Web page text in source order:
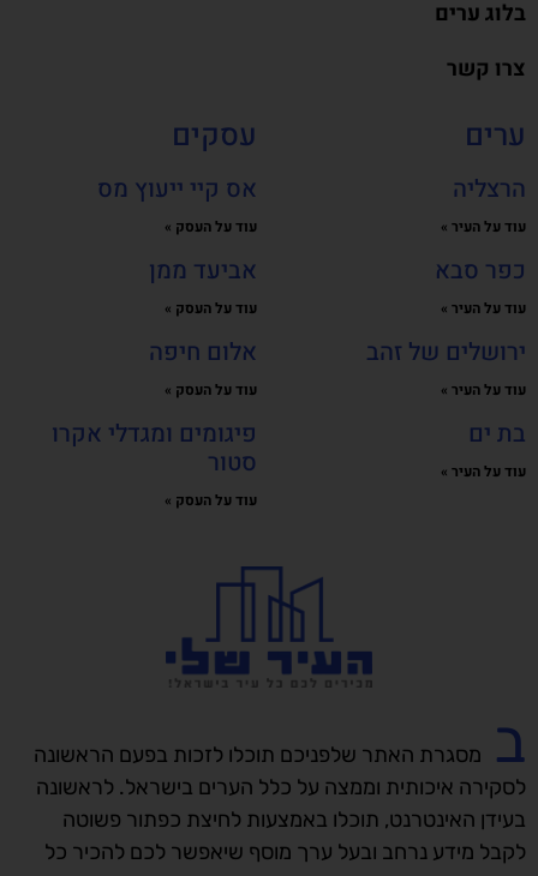
בלוג ערים
צרו קשר
ערים
הרצליה
עוד על העיר »
כפר סבא
עוד על העיר »
ירושלים של זהב
עוד על העיר »
בת ים
עוד על העיר »
עסקים
אס קיי ייעוץ מס
עוד על העסק »
אביעד ממן
עוד על העסק »
אלום חיפה
עוד על העסק »
פיגומים ומגדלי אקרו
סטור
עוד על העסק »
ב
מסגרת האתר שלפניכם תוכלו לזכות בפעם הראשונה
לסקירה איכותית וממצה על כלל הערים בישראל. לראשונה
בעידן האינטרנט, תוכלו באמצעות לחיצת כפתור פשוטה
לקבל מידע נרחב ובעל ערך מוסף שיאפשר לכם להכיר כל